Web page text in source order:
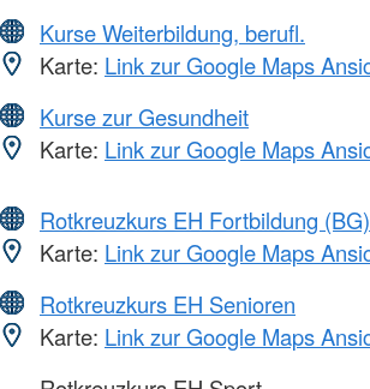
Kurse Weiterbildung, berufl.
Karte: Link zur Google Maps
Kurse zur Gesundheit
Karte: Link zur Google Maps
Rotkreuzkurs EH Fortbildung (BG)
Karte: Link zur Google Maps
Rotkreuzkurs EH Senioren
Karte: Link zur Google Maps